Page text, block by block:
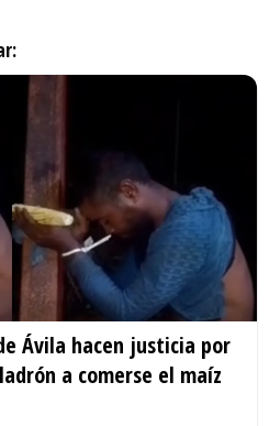
Ávila hacen justicia por
a comerse el maíz